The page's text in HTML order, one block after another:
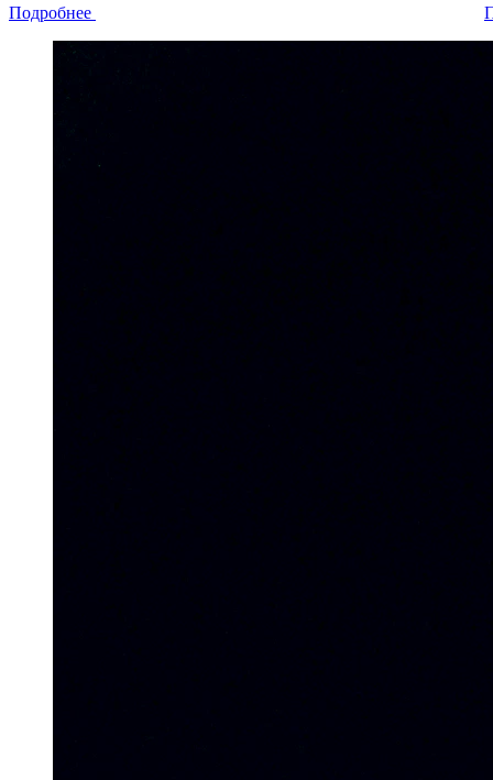
Подробнее